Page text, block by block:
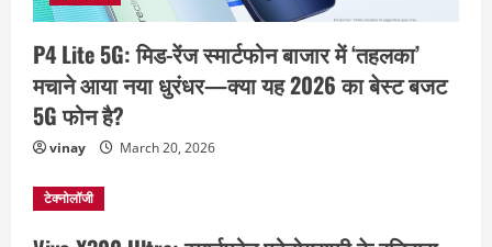
P4 Lite 5G: मिड-रेंज स्मार्टफोन बाजार में ‘तहलका’
मचाने आया नया धुरंधर—क्या यह 2026 का बेस्ट बजट
5G फोन है?
vinay March 20, 2026
टेक्नोलॉजी